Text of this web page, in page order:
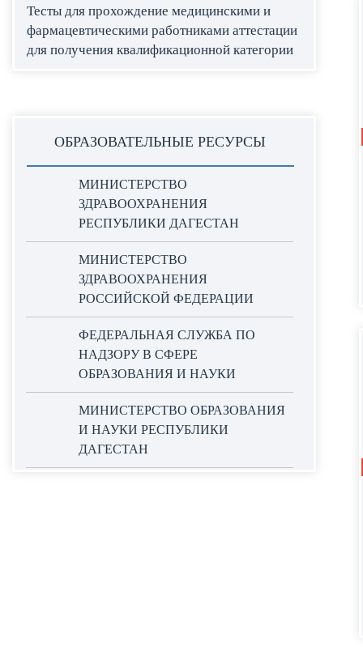
Тесты для прохождение медицинскими и
фармацевтическими работниками аттестации
для получения квалификационной категории
ОБРАЗОВАТЕЛЬНЫЕ РЕСУРСЫ
МИНИСТЕРСТВО
ЗДРАВООХРАНЕНИЯ
РЕСПУБЛИКИ ДАГЕСТАН
МИНИСТЕРСТВО
ЗДРАВООХРАНЕНИЯ
РОССИЙСКОЙ ФЕДЕРАЦИИ
ФЕДЕРАЛЬНАЯ СЛУЖБА ПО
НАДЗОРУ В СФЕРЕ
ОБРАЗОВАНИЯ И НАУКИ
МИНИСТЕРСТВО ОБРАЗОВАНИЯ
И НАУКИ РЕСПУБЛИКИ
ДАГЕСТАН